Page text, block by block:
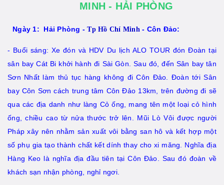
MINH - HẢI PHÒNG
Ngày 1: Hải Phòng -Tp Hồ Chí Minh - Côn Đảo:
- Buổi sáng: Xe đón và HDV Du lịch ALO TOUR đón Đoàn tại
sân bay Cát Bi khởi hành đi Sài Gòn. Sau đó, đến Sân bay tân
Sơn Nhất làm thủ tục hàng không đi Côn Đảo. Đoàn tới Sân
bay Côn Sơn cách trung tâm Côn Đảo 13km, trên đường đi sẽ
qua các địa danh như làng Cỏ ống, mang tên một loại cỏ hình
ống, chiều cao từ nửa thước trở lên. Mũi Lò Vôi được người
Pháp xây nên nhằm sản xuất vôi bằng san hô và kết hợp một
số phụ gia tạo thành chất kết dính thay cho xi măng. Nghĩa địa
Hàng Keo là nghĩa địa đầu tiên tại Côn Đảo. Sau đó đoàn về
khách sạn nhận phòng, nghỉ ngơi.